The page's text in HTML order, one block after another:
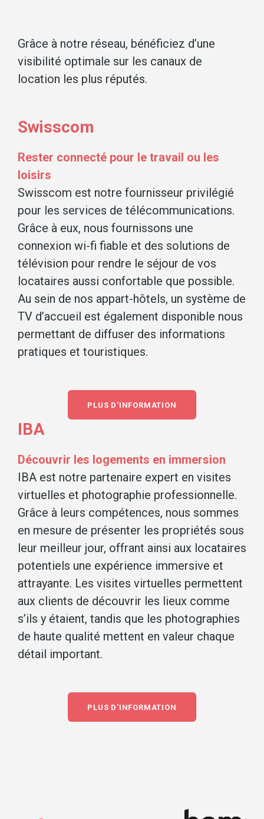
Grâce à notre réseau, bénéficiez d’une
visibilité optimale sur les canaux de
location les plus réputés.
Swisscom
Rester connecté pour le travail ou les
loisirs
Swisscom est notre fournisseur privilégié
pour les services de télécommunications.
Grâce à eux, nous fournissons une
connexion wi-fi fiable et des solutions de
télévision pour rendre le séjour de vos
locataires aussi confortable que possible.
Au sein de nos appart-hôtels, un système de
TV d’accueil est également disponible nous
permettant de diffuser des informations
pratiques et touristiques.
PLUS D'INFORMATION
IBA
Découvrir les logements en immersion
IBA est notre partenaire expert en visites
virtuelles et photographie professionnelle.
Grâce à leurs compétences, nous sommes
en mesure de présenter les propriétés sous
leur meilleur jour, offrant ainsi aux locataires
potentiels une expérience immersive et
attrayante. Les visites virtuelles permettent
aux clients de découvrir les lieux comme
s’ils y étaient, tandis que les photographies
de haute qualité mettent en valeur chaque
détail important.
PLUS D'INFORMATION